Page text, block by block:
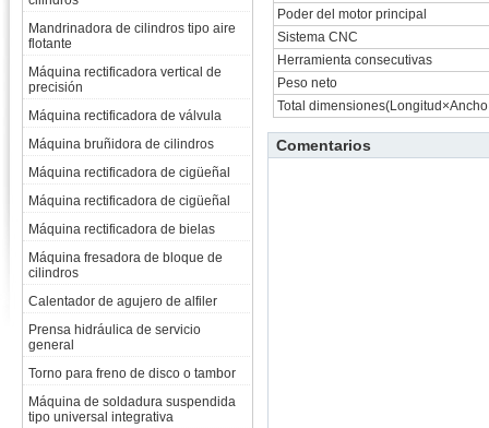
Mandrinadora de cilindros tipo aire
flotante
Máquina rectificadora vertical de
precisión
Máquina rectificadora de válvula
Máquina bruñidora de cilindros
Máquina rectificadora de cigüeñal
Máquina rectificadora de cigüeñal
Máquina rectificadora de bielas
Máquina fresadora de bloque de
cilindros
Calentador de agujero de alfiler
Prensa hidráulica de servicio
general
Torno para freno de disco o tambor
Máquina de soldadura suspendida
tipo universal integrativa
Poder del motor principal
Sistema CNC
Herramienta consecutivas
Peso neto
Total
Comentarios